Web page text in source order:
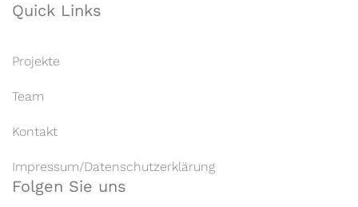
Quick Links
Projekte
Team
Kontakt
Impressum/Datenschutzerklärung
Folgen Sie uns